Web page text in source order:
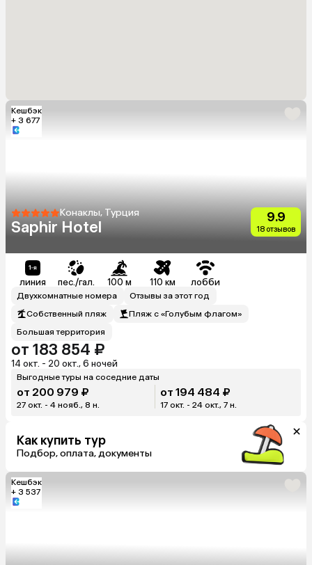
Кешбэк
+ 3 677
Конаклы, Турция
Saphir Hotel
9.9
18 отзывов
линия пес./гал. 100 м 110 км лобби
Двухкомнатные номера
Отзывы за этот год
Собственный пляж
Пляж с «Голубым флагом»
Большая территория
от 183 854 ₽
14 окт. - 20 окт., 6 ночей
Выгодные туры на соседние даты
от 200 979 ₽
27 окт. - 4 нояб., 8 н.
от 194 484 ₽
17 окт. - 24 окт., 7 н.
Как купить тур
Подбор, оплата, документы
Кешбэк
+ 3 537